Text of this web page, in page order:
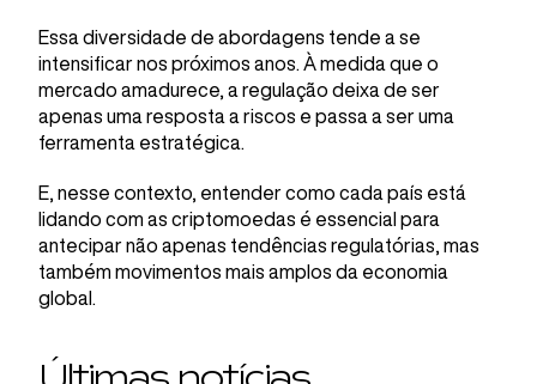
Essa diversidade de abordagens tende a se
intensificar nos próximos anos. À medida que o
mercado amadurece, a regulação deixa de ser
apenas uma resposta a riscos e passa a ser uma
ferramenta estratégica.
E, nesse contexto, entender como cada país está
lidando com as criptomoedas é essencial para
antecipar não apenas tendências regulatórias, mas
também movimentos mais amplos da economia
global.